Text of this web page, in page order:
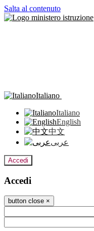
Salta al contenuto
Italiano
Italiano
English
中文
عربى
Accedi
Accedi
button close ×